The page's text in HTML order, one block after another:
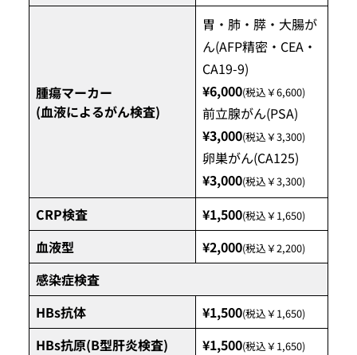
腫瘍マーカー
(血液によるがん検査)
胃・肺・膵・大腸が
ん(AFP精密・CEA・
CA19-9)
¥6,000(税込￥6,600)
前立腺がん(PSA)
¥3,000(税込￥3,300)
卵巣がん(CA125)
¥3,000(税込￥3,300)
CRP検査 ¥1,500(税込￥1,650)
血液型 ¥2,000(税込￥2,200)
感染症検査
HBs抗体
¥1,500(税込￥1,650)
HBs抗原(B型肝炎検査) ¥1,500(税込￥1,650)